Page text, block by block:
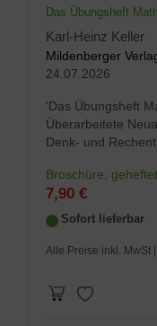
Das Übungsheft
Karl-Heinz Keller
Mildenberger
24.07.2026
'Das Übungsheft
Überarbeitete
Denk- und
Broschüre, geheftet
7,90 €
Sofort lieferbar
Alle Preise inkl. MwSt